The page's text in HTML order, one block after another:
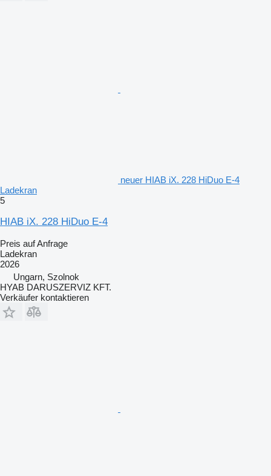
neuer HIAB iX. 228 HiDuo E-4
Ladekran
5
HIAB iX. 228 HiDuo E-4
Preis auf Anfrage
Ladekran
2026
Ungarn, Szolnok
HYAB DARUSZERVIZ KFT.
Verkäufer kontaktieren